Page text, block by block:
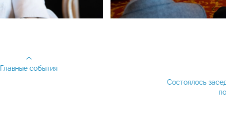
Состоялось
Главные события